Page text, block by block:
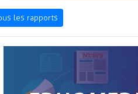
les rapports